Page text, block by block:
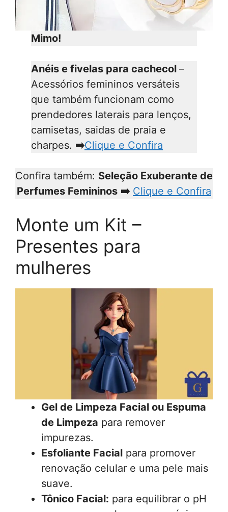
Mimo!
Anéis e fivelas para cachecol–
Acessórios femininos versáteis
que também funcionam como
prendedores laterais para lenços,
camisetas, saidas de praia e
charpes. ➡️Clique e Confira
Confira também: Seleção Exuberante de
Perfumes Femininos ➡️ Clique e Confira
Monte um Kit –
Presentes para
mulheres
Gel de Limpeza Facial ou Espuma
de Limpeza para remover
impurezas.
Esfoliante Facial para promover
renovação celular e uma pele mais
suave.
Tônico Facial: para equilibrar o pH